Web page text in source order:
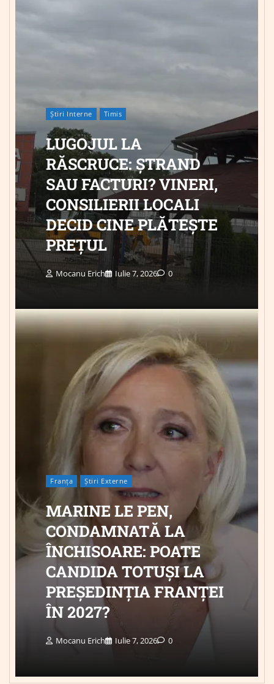
Știri Interne Timis
LUGOJUL LA
RĂSCRUCE: ȘTRAND
SAU FACTURI? VINERI,
CONSILIERII LOCALI
DECID CINE PLĂTEȘTE
PREȚUL
Mocanu Erich Iulie 7, 2026 0
Franța Știri Externe
MARINE LE PEN,
CONDAMNATĂ LA
ÎNCHISOARE: POATE
CANDIDA TOTUȘI LA
PREȘEDINȚIA FRANȚEI
ÎN 2027?
Mocanu Erich Iulie 7, 2026 0